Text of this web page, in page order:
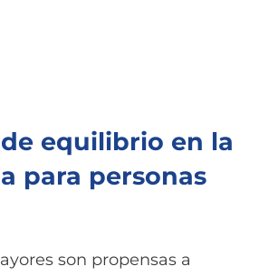
equilibrio en la
para personas
son propensas a